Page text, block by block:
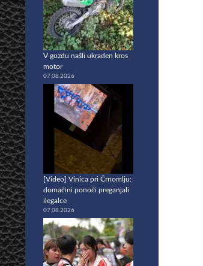
V gozdu našli ukraden kros
motor
07.08.2026
[Video] Vinica pri Črnomlju:
domačini ponoči preganjali
ilegalce
07.08.2026